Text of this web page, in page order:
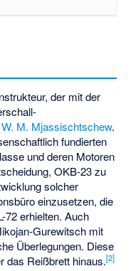
der mit der
W. M. Mjassischtschew.
fundierten
und deren Motoren
OKB-23 zu
solcher
einzusetzen, die
72 erhielten. Auch
Gurewitsch mit
Überlegungen. Diese
das Reißbrett hinaus.[2]